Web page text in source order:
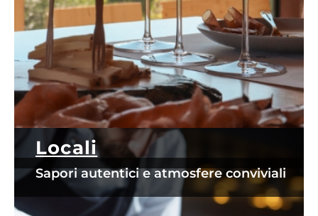
Locali
Sapori autentici e atmosfere conviviali